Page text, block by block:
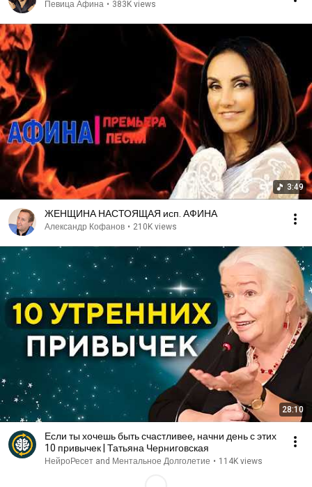
Певица Афина • 383K views
3:49
ЖЕНЩИНА НАСТОЯЩАЯ исп. АФИНА
Александр Кофанов • 210K views
28:10
Если ты хочешь быть счастливее, начни день с этих
10 привычек | Татьяна Черниговская
НейроРесет and Ментальное Долголетие • 114K views